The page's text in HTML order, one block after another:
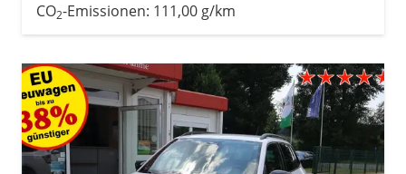
CO2-Emissionen: 111,00 g/km